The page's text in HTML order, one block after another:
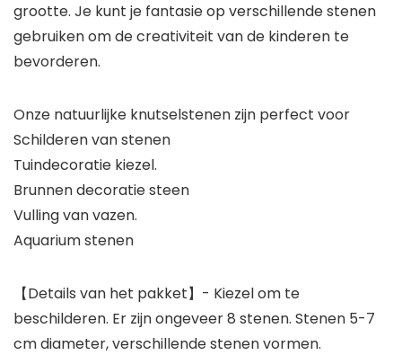
grootte. Je kunt je fantasie op verschillende stenen
gebruiken om de creativiteit van de kinderen te
bevorderen.
Onze natuurlijke knutselstenen zijn perfect voor
Schilderen van stenen
Tuindecoratie kiezel.
Brunnen decoratie steen
Vulling van vazen.
Aquarium stenen
【Details van het pakket】- Kiezel om te
beschilderen. Er zijn ongeveer 8 stenen. Stenen 5-7
cm diameter, verschillende stenen vormen.